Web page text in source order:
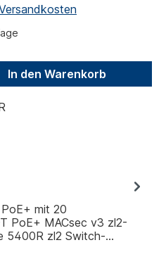
In den Warenkorb
mit 20
PoE+ MACsec v3 zl2-
5400R zl2 Switch-…